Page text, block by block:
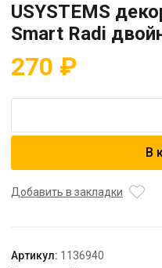
USYSTEMS
Smart Radi
270 ₽
USYSTEMS
Smart
мм
В
Добавить в закладки
Артикул: 1136940